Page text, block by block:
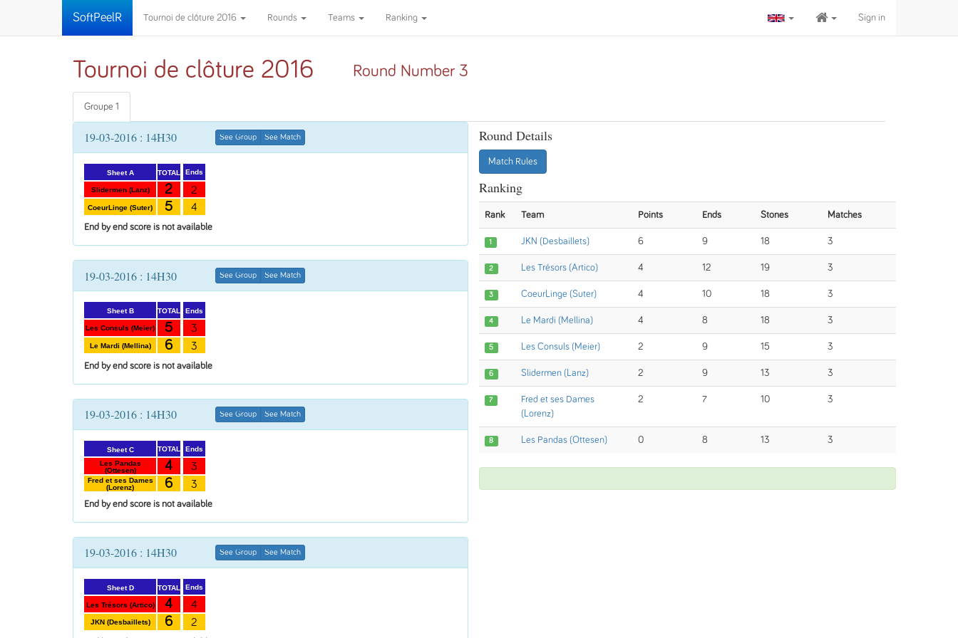
SoftPeelR Tournoi de clôture 2016 Rounds Teams Ranking Sign in
Tournoi de clôture 2016 Round Number 3
Groupe 1
19-03-2016 : 14H30 See Group See Match
Sheet A
Slidermen (Lanz)
CoeurLinge (Suter)
TOTAL
2
5
Ends
2
4
End by end score is not available
19-03-2016 : 14H30 See Group See Match
Sheet B
Les Consuls (Meier)
Le Mardi (Mellina)
TOTAL
5
6
Ends
3
3
End by end score is not available
19-03-2016 : 14H30 See Group See Match
Sheet C
Les Pandas
(Ottesen)
Fred et ses Dames
(Lorenz)
TOTAL
4
6
Ends
3
3
End by end score is not available
19-03-2016 : 14H30 See Group See Match
Sheet D
Les Trésors (Artico)
JKN (Desbaillets)
TOTAL
4
6
Ends
4
2
Round Details
Match Rules
Ranking
Rank Team Points Ends Stones Matches
1 JKN (Desbaillets) 6 9 18 3
2 Les Trésors (Artico) 4 12 19 3
3 CoeurLinge (Suter) 4 10 18 3
4 Le Mardi (Mellina) 4 8 18 3
5 Les Consuls (Meier) 2 9 15 3
6 Slidermen (Lanz) 2 9 13 3
7
Fred et ses Dames
(Lorenz)
2 7 10 3
8 Les Pandas (Ottesen) 0 8 13 3